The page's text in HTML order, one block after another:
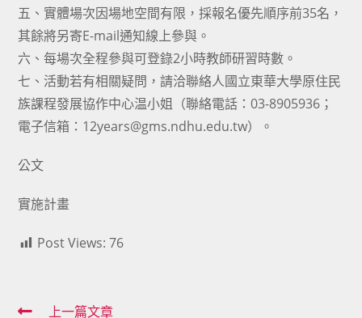
五、實體場次因場地空間有限，採報名優先順序前35名，
其餘將另寄E-mail通知線上參與。
六、每場次全程參與可登錄2小時教師研習時數。
七、活動若有相關疑問，請洽聯絡人國立東華大學原住民
族課程發展協作中心温小姐（聯絡電話：03-8905936；
電子信箱：12years@gms.ndhu.edu.tw）。
公文
實施計畫
Post Views: 76
上一篇文章